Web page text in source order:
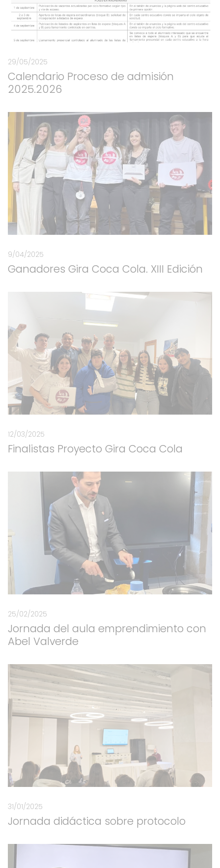
29/05/2025
Calendario Proceso de admisión
2025.2026
9/04/2025
Ganadores Gira Coca Cola. XIII Edición
12/03/2025
Finalistas Proyecto Gira Coca Cola
25/02/2025
Jornada del aula emprendimiento con
Abel Valverde
31/01/2025
Jornada didáctica sobre protocolo